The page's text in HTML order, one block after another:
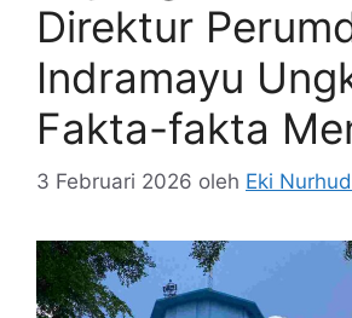
Direktur
Indramayu
Fakta-fakta
3 Februari 2026 oleh Eki